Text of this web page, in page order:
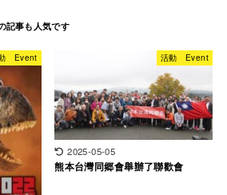
Event 活動 Event
2025-05-05
熊本台灣同郷會舉辦了聯歡會